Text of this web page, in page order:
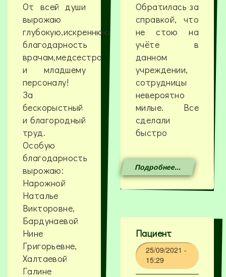
От всей души
вырожаю
глубокую,искреннюю
благодарность
врачам,медсестра
и младшему
персоналу!
За
бескорыстный
и благородный
труд.
Особую
благодарность
вырожаю:
Нарожной
Наталье
Викторовне,
Бардунаевой
Нине
Григорьевне,
Халтаевой
Галине
Обратилась за
справкой, что
не стою на
учёте в
данном
учреждении,
сотрудницы
невероятно
милые. Все
сделали
быстро
Подробнее...
Пациент
25/09/2021 -
15:29